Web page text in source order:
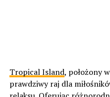
Tropical Island, położony
prawdziwy raj dla